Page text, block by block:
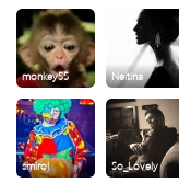
monkey55 Neitina
smirol So_Lovely